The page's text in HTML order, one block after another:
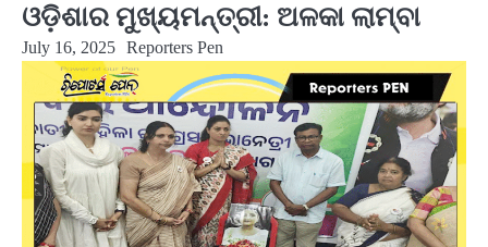
ଓଡ଼ିଶାର ମୁଖ୍ୟମନ୍ତ୍ରୀ: ଅଳକା ଲାମ୍ବା
July 16, 2025 Reporters Pen